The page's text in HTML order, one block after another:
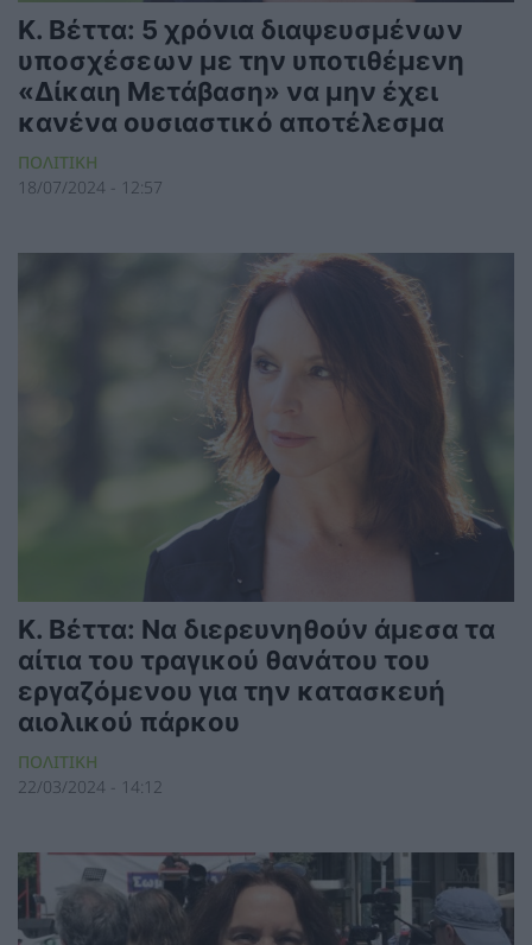
Κ. Βέττα: 5 χρόνια διαψευσμένων
υποσχέσεων με την υποτιθέμενη
«Δίκαιη Μετάβαση» να μην έχει
κανένα ουσιαστικό αποτέλεσμα
ΠΟΛΙΤΙΚΗ
18/07/2024 - 12:57
Κ. Βέττα: Να διερευνηθούν άμεσα τα
αίτια του τραγικού θανάτου του
εργαζόμενου για την κατασκευή
αιολικού πάρκου
ΠΟΛΙΤΙΚΗ
22/03/2024 - 14:12